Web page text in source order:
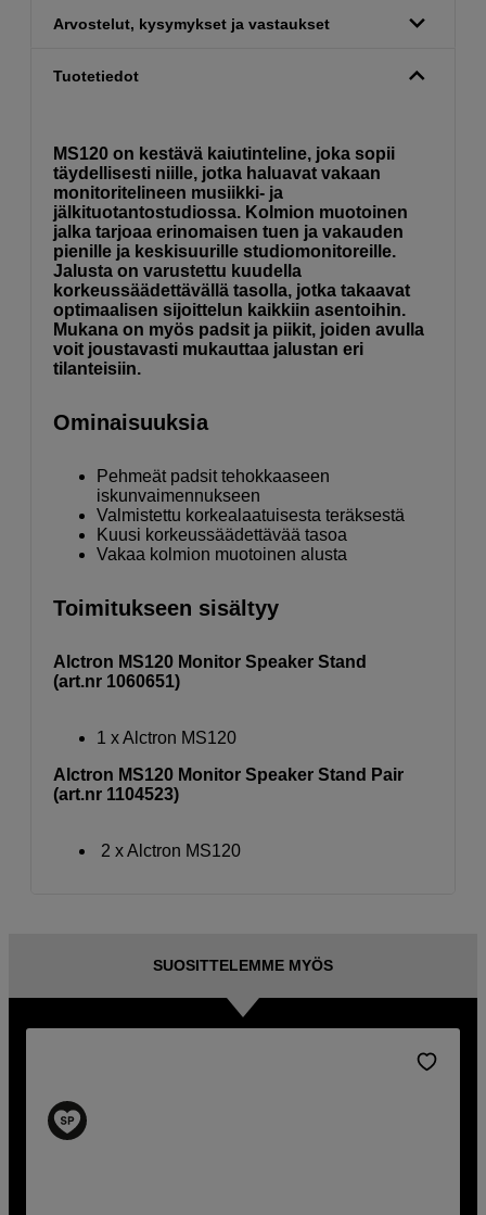
Arvostelut, kysymykset ja vastaukset
Tuotetiedot
MS120 on kestävä kaiutinteline, joka sopii
täydellisesti niille, jotka haluavat vakaan
monitoritelineen musiikki- ja
jälkituotantostudiossa. Kolmion muotoinen
jalka tarjoaa erinomaisen tuen ja vakauden
pienille ja keskisuurille studiomonitoreille.
Jalusta on varustettu kuudella
korkeussäädettävällä tasolla, jotka takaavat
optimaalisen sijoittelun kaikkiin asentoihin.
Mukana on myös padsit ja piikit, joiden avulla
voit joustavasti mukauttaa jalustan eri
tilanteisiin.
Ominaisuuksia
Pehmeät padsit tehokkaaseen
iskunvaimennukseen
Valmistettu korkealaatuisesta teräksestä
Kuusi korkeussäädettävää tasoa
Vakaa kolmion muotoinen alusta
Toimitukseen sisältyy
Alctron MS120 Monitor Speaker Stand
(art.nr 1060651)
1 x Alctron MS120
Alctron MS120 Monitor Speaker Stand Pair
(art.nr 1104523)
2 x Alctron MS120
SUOSITTELEMME MYÖS